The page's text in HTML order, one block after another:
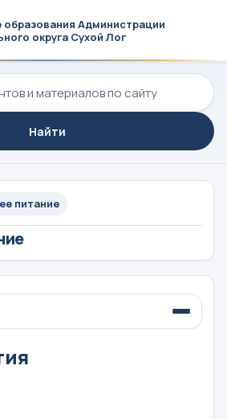
образования Администрации
округа Сухой Лог
Найти
питание